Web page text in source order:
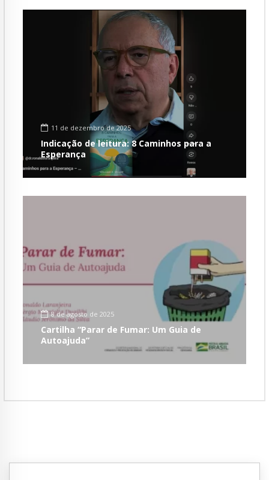
11 de dezembro de 2025
Indicação de leitura: 8 Caminhos para a
Esperança
8 de agosto de 2025
Cartilha “Parar de Fumar: Um Guia de
Autoajuda”